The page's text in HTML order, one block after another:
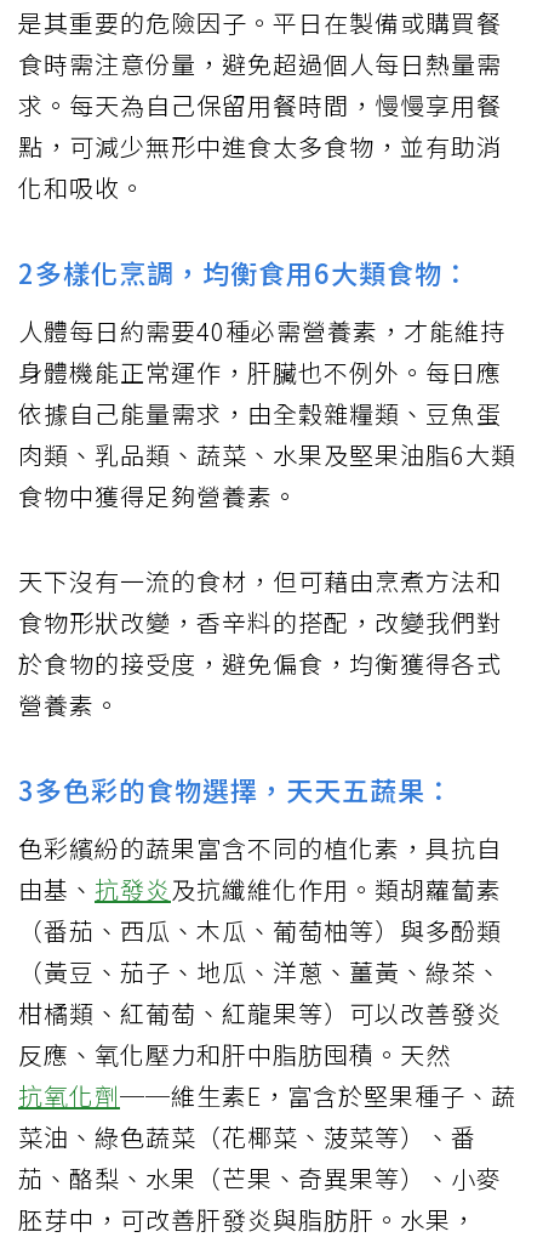
是其重要的危險因子。平日在製備或購買餐
食時需注意份量，避免超過個人每日熱量需
求。每天為自己保留用餐時間，慢慢享用餐
點，可減少無形中進食太多食物，並有助消
化和吸收。
2多樣化烹調，均衡食用6大類食物：
人體每日約需要40種必需營養素，才能維持
身體機能正常運作，肝臟也不例外。每日應
依據自己能量需求，由全穀雜糧類、豆魚蛋
肉類、乳品類、蔬菜、水果及堅果油脂6大類
食物中獲得足夠營養素。
天下沒有一流的食材，但可藉由烹煮方法和
食物形狀改變，香辛料的搭配，改變我們對
於食物的接受度，避免偏食，均衡獲得各式
營養素。
3多色彩的食物選擇，天天五蔬果：
色彩繽紛的蔬果富含不同的植化素，具抗自
由基、 抗發炎及抗纖維化作用。類胡蘿蔔素
（番茄、西瓜、木瓜、葡萄柚等）與多酚類
（黃豆、茄子、地瓜、洋蔥、薑黃、綠茶、
柑橘類、紅葡萄、紅龍果等）可以改善發炎
反應、氧化壓力和肝中脂肪囤積。天然
抗氧化劑──維生素E，富含於堅果種子、蔬
菜油、綠色蔬菜（花椰菜、菠菜等）、番
茄、酪梨、水果（芒果、奇異果等）、小麥
胚芽中，可改善肝發炎與脂肪肝。水果，